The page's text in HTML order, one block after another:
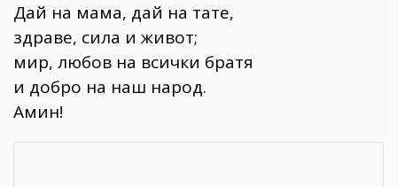
Дай на мама, дай на тате,
здраве, сила и живот;
мир, любов на всички братя
и добро на наш народ.
Aмин!